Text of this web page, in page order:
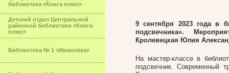
библиотека «Книга плюс»
Детский отдел Центральной
районной библиотеки «Книга
плюс»
Библиотека № 1 «Ивановка»
9 сентября 2023 года в
подсвечника».
Кролевецкая Юлия
На мастер-классе в
подсвечник. Современный